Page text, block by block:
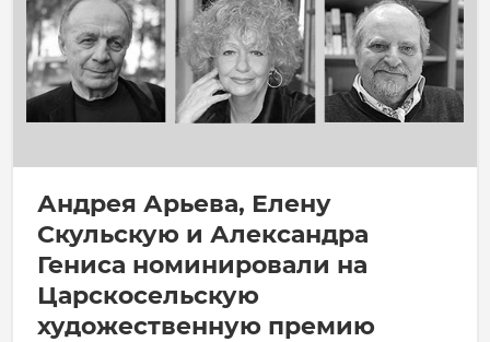
Андрея Арьева, Елену
Скульскую и Александра
Гениса номинировали на
Царско­сельскую
художественную премию